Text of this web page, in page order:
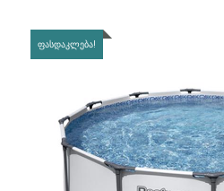
ᲤᲐᲡᲓᲐᲙᲚᲔᲑᲐ!